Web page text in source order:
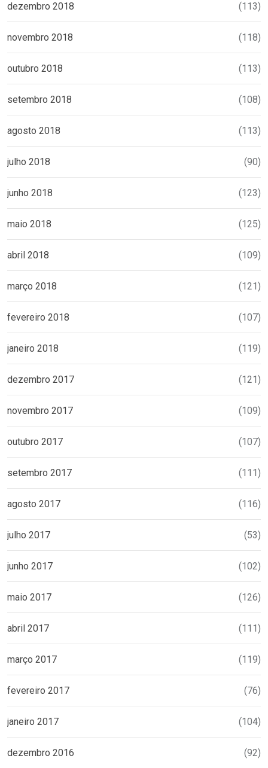
dezembro 2018 (113)
novembro 2018 (118)
outubro 2018 (113)
setembro 2018 (108)
agosto 2018 (113)
julho 2018 (90)
junho 2018 (123)
maio 2018 (125)
abril 2018 (109)
março 2018 (121)
fevereiro 2018 (107)
janeiro 2018 (119)
dezembro 2017 (121)
novembro 2017 (109)
outubro 2017 (107)
setembro 2017 (111)
agosto 2017 (116)
julho 2017 (53)
junho 2017 (102)
maio 2017 (126)
abril 2017 (111)
março 2017 (119)
fevereiro 2017 (76)
janeiro 2017 (104)
dezembro 2016 (92)